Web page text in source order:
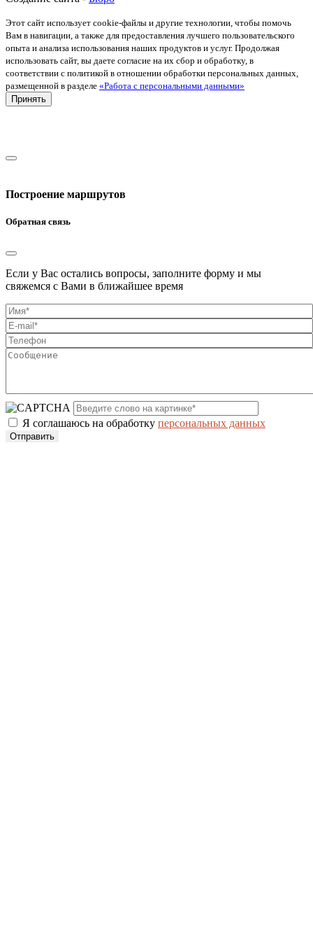
Этот сайт использует cookie-файлы и другие технологии, чтобы помочь
Вам в навигации, а также для предоставления лучшего пользовательского
опыта и анализа использования наших продуктов и услуг. Продолжая
использовать сайт, вы даете согласие на их сбор и обработку, в
соответствии с политикой в отношении обработки персональных данных,
размещенной в разделе «Работа с персональными данными»
Принять
Построение маршрутов
Обратная связь
Если у Вас остались вопросы, заполните форму и мы
свяжемся с Вами в ближайшее время
Я соглашаюсь на обработку персональных данных